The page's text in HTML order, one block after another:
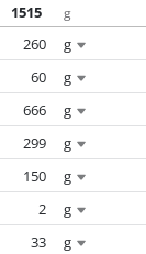
1515 g
260 g
60 g
666 g
299 g
150 g
2 g
33 g